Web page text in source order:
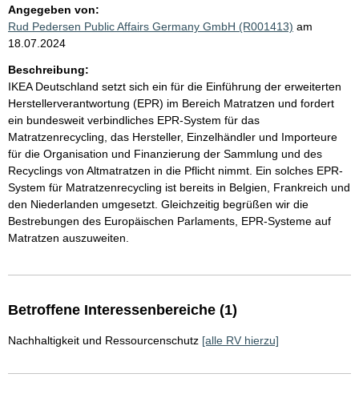
Angegeben von:
Rud Pedersen Public Affairs Germany GmbH (R001413) am
18.07.2024
Beschreibung:
IKEA Deutschland setzt sich ein für die Einführung der erweiterten
Herstellerverantwortung (EPR) im Bereich Matratzen und fordert
ein bundesweit verbindliches EPR-System für das
Matratzenrecycling, das Hersteller, Einzelhändler und Importeure
für die Organisation und Finanzierung der Sammlung und des
Recyclings von Altmatratzen in die Pflicht nimmt. Ein solches EPR-
System für Matratzenrecycling ist bereits in Belgien, Frankreich und
den Niederlanden umgesetzt. Gleichzeitig begrüßen wir die
Bestrebungen des Europäischen Parlaments, EPR-Systeme auf
Matratzen auszuweiten.
Betroffene Interessenbereiche (1)
Nachhaltigkeit und Ressourcenschutz [alle RV hierzu]